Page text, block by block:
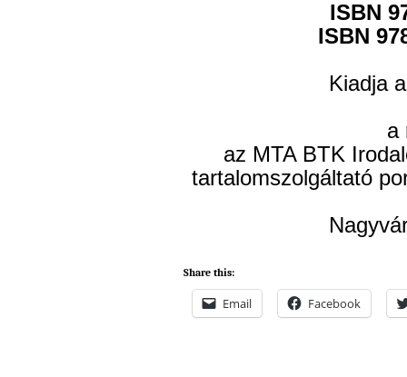
ISBN
ISBN
Kiadja
a
az MTA BTK
tartalomszolgáltató
Share this:
Email Facebook